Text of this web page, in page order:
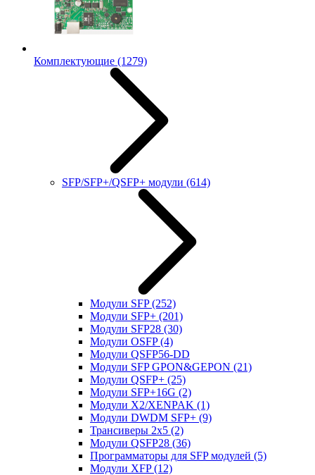
Комплектующие (1279)
SFP/SFP+/QSFP+ модули (614)
Модули SFP(252)
Модули SFP+ (201)
Модули SFP28 (30)
Модули OSFP(4)
Модули QSFP56-DD
Модули SFP GPON&GEPON (21)
Модули QSFP+ (25)
Модули SFP+16G (2)
Модули X2/XENPAK (1)
Модули DWDM SFP+ (9)
Трансиверы 2x5 (2)
Модули QSFP28 (36)
Программаторы для SFP модулей (5)
Модули XFP(12)